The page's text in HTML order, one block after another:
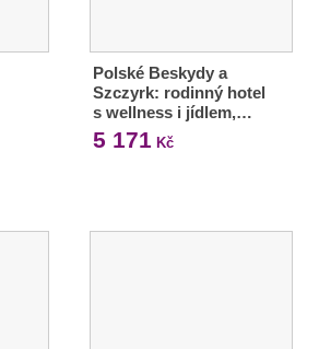
Polské Beskydy a
Szczyrk: rodinný hotel
s wellness i jídlem,…
5 171 Kč